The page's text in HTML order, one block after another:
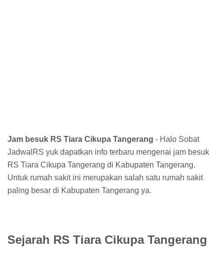
Jam besuk RS Tiara Cikupa Tangerang - Halo Sobat
JadwalRS yuk dapatkan info terbaru mengenai jam besuk
RS Tiara Cikupa Tangerang di Kabupaten Tangerang.
Untuk rumah sakit ini merupakan salah satu rumah sakit
paling besar di Kabupaten Tangerang ya.
Sejarah RS Tiara Cikupa Tangerang